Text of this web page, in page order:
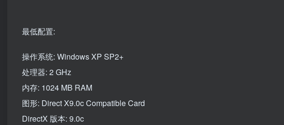
最低配置:
操作系统: Windows XP SP2+
处理器: 2 GHz
内存: 1024 MB RAM
图形: Direct X9.0c Compatible Card
DirectX 版本: 9.0c